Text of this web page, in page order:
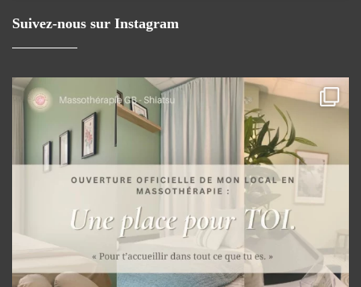
Suivez-nous sur Instagram